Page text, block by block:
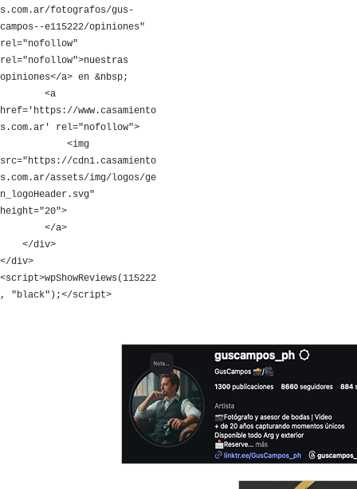
s.com.ar/fotografos/gus-
campos--e115222/opiniones"
rel="nofollow"
rel="nofollow">nuestras
opiniones</a> en &nbsp;
href='https://www.casamiento
s.com.ar' rel="nofollow">
src="https://cdn1.casamiento
s.com.ar/assets/img/logos/ge
n_logoHeader.svg"
height="20">
</div>
<script>wpShowReviews(115222